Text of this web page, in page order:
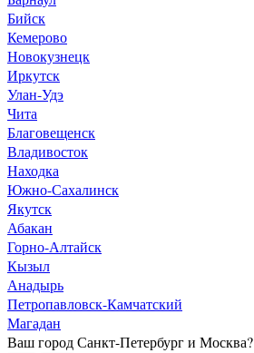
Бийск
Кемерово
Новокузнецк
Иркутск
Улан-Удэ
Чита
Благовещенск
Владивосток
Находка
Южно-Сахалинск
Якутск
Абакан
Горно-Алтайск
Кызыл
Анадырь
Петропавловск-Камчатский
Магадан
Ваш город Санкт-Петербург и Москва?